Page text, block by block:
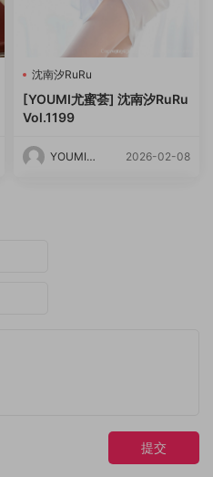
沈南汐RuRu
[YOUMI尤蜜荟] 沈南汐RuRu
Vol.1199
YOUMI尤
2026-02-08
提交